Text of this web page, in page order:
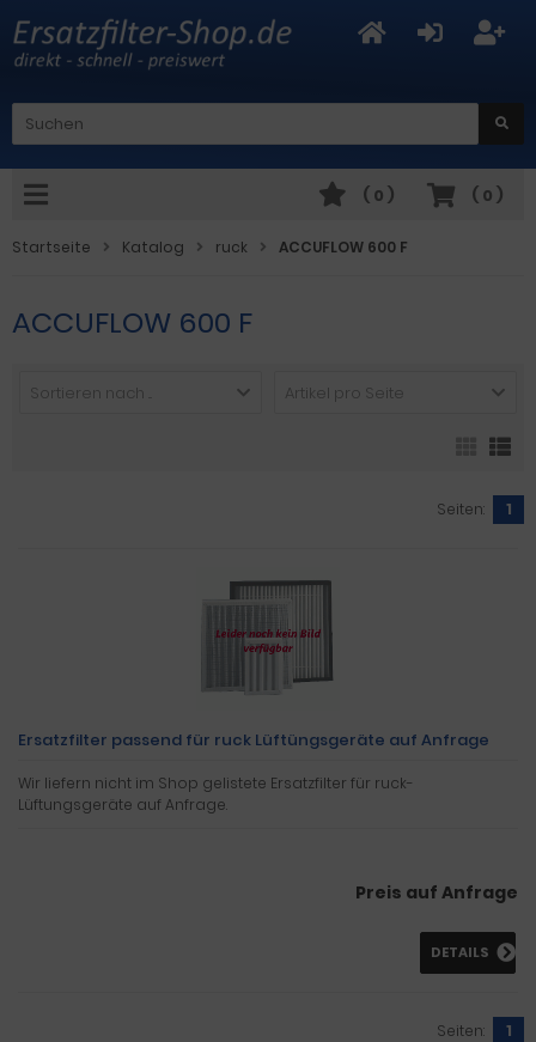
( 0 )
( 0 )
Startseite Katalog ruck ACCUFLOW 600 F
ACCUFLOW 600 F
Sortieren nach ... Artikel pro Seite
Seiten: 1
Ersatzfilter passend für ruck Lüftüngsgeräte auf Anfrage
Wir liefern nicht im Shop gelistete Ersatzfilter für ruck-
Lüftungsgeräte auf Anfrage.
Preis auf Anfrage
DETAILS
Seiten: 1